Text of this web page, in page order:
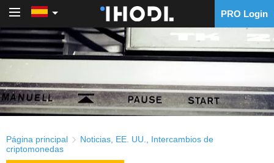
PRO Login
Página principal Noticias EE. UU.
Intercambios de
criptomonedas